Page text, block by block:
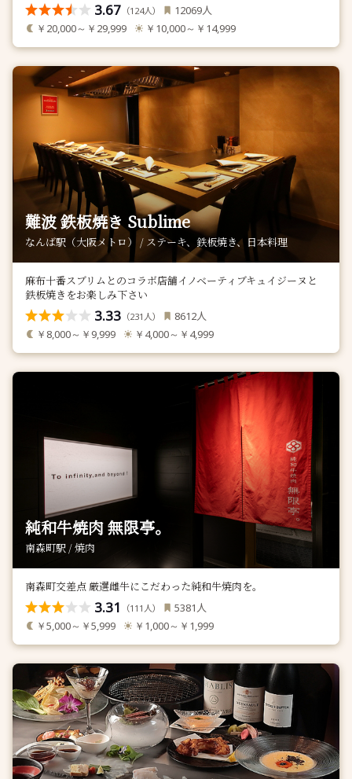
3.67 （124人） 12069人
￥20,000～￥29,999 ￥10,000～￥14,999
難波 鉄板焼き Sublime
なんば駅（大阪メトロ） / ステーキ、鉄板焼き、日本料理
麻布十番スブリムとのコラボ店舗イノベーティブキュイジーヌと
鉄板焼きをお楽しみ下さい
3.33 （231 人） 8612人
￥8,000～￥9,999 ￥4,000～￥4,999
純和牛焼肉 無限亭。
南森町駅 / 焼肉
南森町交差点 厳選雌牛にこだわった純和牛焼肉を。
3.31 （111 人） 5381 人
￥5,000～￥5,999 ￥1,000～￥1,999